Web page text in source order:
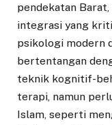
pendekatan
integrasi yang
psikologi modern
bertentangan
teknik kognitif-
terapi, namun
Islam, seperti